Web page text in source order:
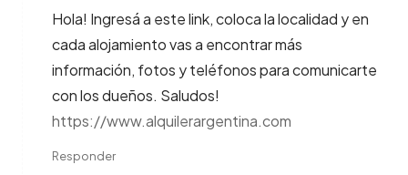
Hola! Ingresá a este link, coloca la localidad y en
cada alojamiento vas a encontrar más
información, fotos y teléfonos para comunicarte
con los dueños. Saludos!
https://www.alquilerargentina.com
Responder